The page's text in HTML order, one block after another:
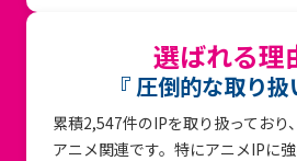
選ばれる
『 圧倒的な取り扱
累積2,547件のIPを取り扱ってお
アニメ関連です。特にアニメIPに